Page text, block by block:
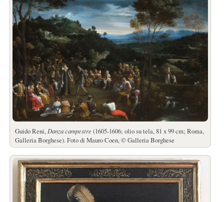
Guido Reni, Danza campestre (1605-1606; olio su tela, 81 x 99 cm; Roma,
Galleria Borghese). Foto di Mauro Coen, © Galleria Borghese